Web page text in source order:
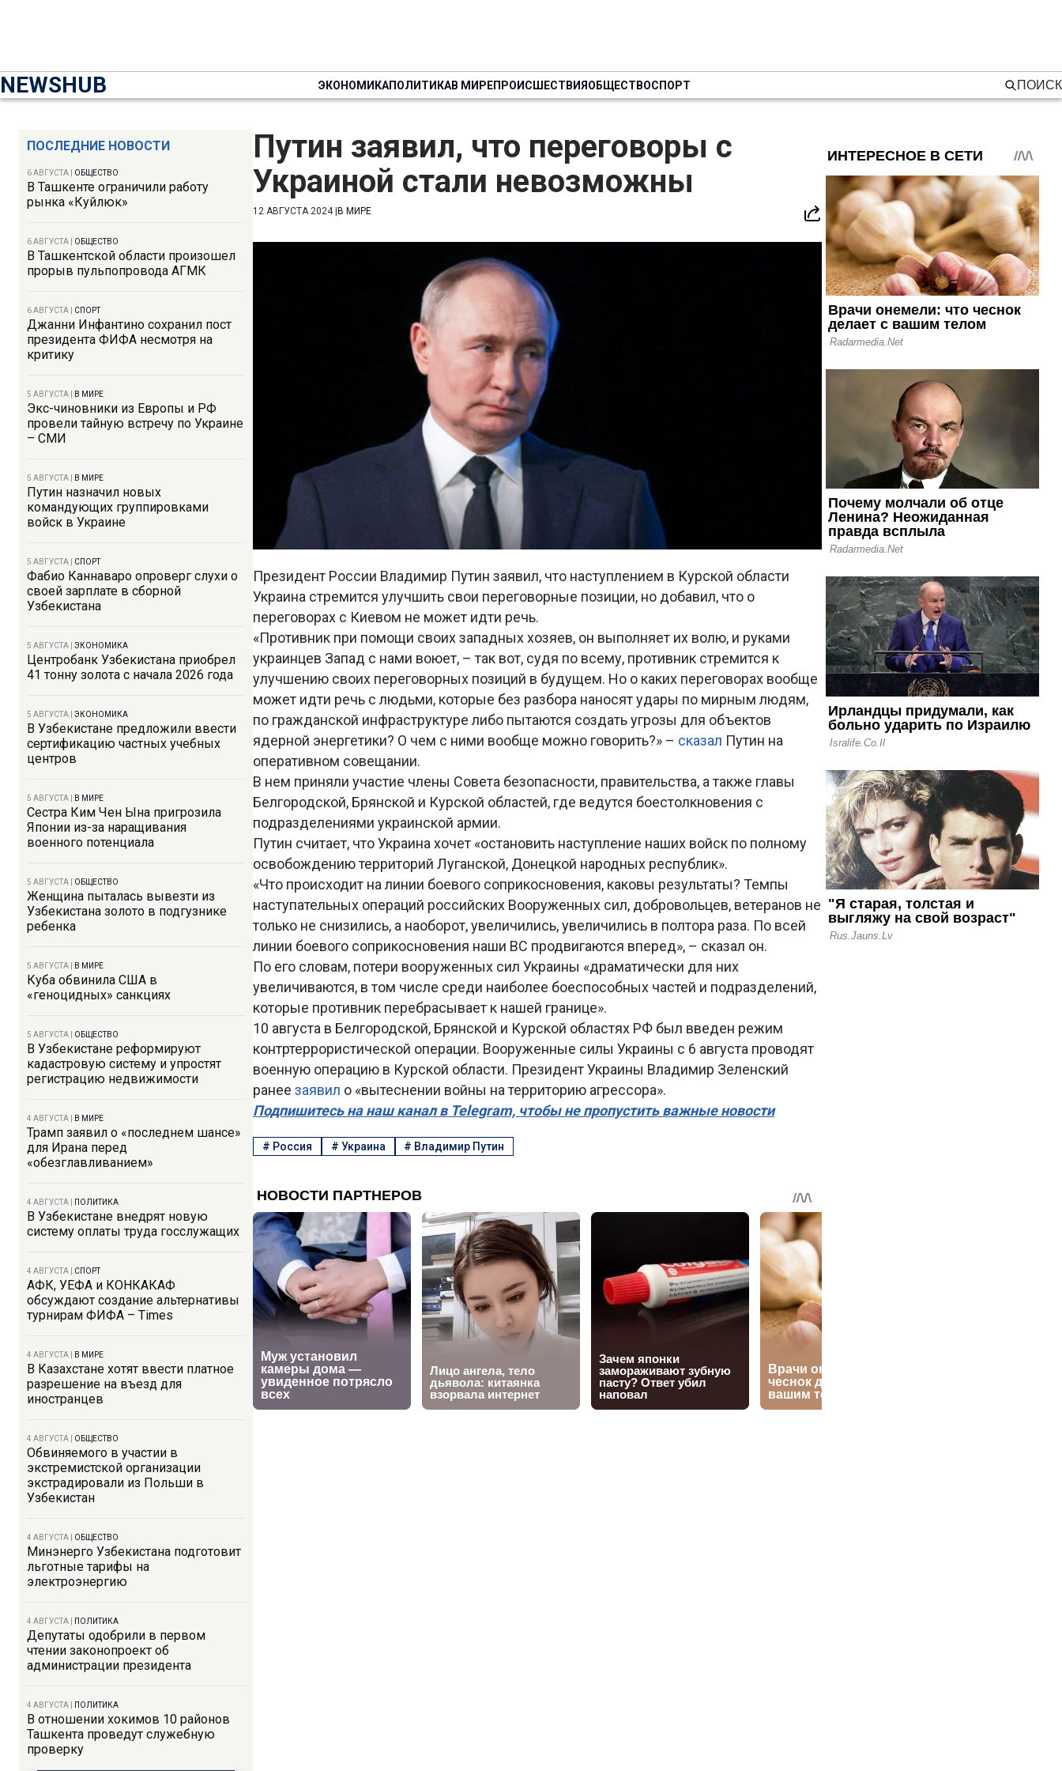
NEWSHUB ЭКОНОМИКАПОЛИТИКАВ МИРЕПРОИСШЕСТВИЯОБЩЕСТВОСПОРТ ПОИСК
ПОСЛЕДНИЕ НОВОСТИ
6 АВГУСТА ОБЩЕСТВО
В Ташкенте ограничили работу
рынка «Куйлюк»
6 АВГУСТА ОБЩЕСТВО
В Ташкентской области произошел
прорыв пульпопровода АГМК
6 АВГУСТА СПОРТ
Джанни Инфантино сохранил пост
президента ФИФА несмотря на
критику
5 АВГУСТА В МИРЕ
Экс-чиновники из Европы и РФ
провели тайную встречу по Украине
– СМИ
5 АВГУСТА В МИРЕ
Путин назначил новых
командующих группировками
войск в Украине
5 АВГУСТА СПОРТ
Фабио Каннаваро опроверг слухи о
своей зарплате в сборной
Узбекистана
5 АВГУСТА ЭКОНОМИКА
Центробанк Узбекистана приобрел
41 тонну золота с начала 2026 года
5 АВГУСТА ЭКОНОМИКА
В Узбекистане предложили ввести
сертификацию частных учебных
центров
5 АВГУСТА В МИРЕ
Сестра Ким Чен Ына пригрозила
Японии из-за наращивания
военного потенциала
5 АВГУСТА ОБЩЕСТВО
Женщина пыталась вывезти из
Узбекистана золото в подгузнике
ребенка
5 АВГУСТА В МИРЕ
Куба обвинила США в
«геноцидных» санкциях
5 АВГУСТА ОБЩЕСТВО
В Узбекистане реформируют
кадастровую систему и упростят
регистрацию недвижимости
4 АВГУСТА В МИРЕ
Трамп заявил о «последнем шансе»
для Ирана перед
«обезглавливанием»
4 АВГУСТА ПОЛИТИКА
В Узбекистане внедрят новую
систему оплаты труда госслужащих
4 АВГУСТА СПОРТ
АФК, УЕФА и КОНКАКАФ
обсуждают создание альтернативы
турнирам ФИФА – Times
4 АВГУСТА В МИРЕ
В Казахстане хотят ввести платное
разрешение на въезд для
иностранцев
4 АВГУСТА ОБЩЕСТВО
Обвиняемого в участии в
экстремистской организации
экстрадировали из Польши в
Узбекистан
4 АВГУСТА ОБЩЕСТВО
Минэнерго Узбекистана подготовит
льготные тарифы на
электроэнергию
4 АВГУСТА ПОЛИТИКА
Депутаты одобрили в первом
чтении законопроект об
администрации президента
4 АВГУСТА ПОЛИТИКА
В отношении хокимов 10 районов
Ташкента проведут служебную
проверку
Путин заявил, что переговоры с
Украиной стали невозможны
12 АВГУСТА 2024| В МИРЕ
Президент России Владимир Путин заявил, что наступлением в Курской области
Украина стремится улучшить свои переговорные позиции, но добавил, что о
переговорах с Киевом не может идти речь.
«Противник при помощи своих западных хозяев, он выполняет их волю, и руками
украинцев Запад с нами воюет, – так вот, судя по всему, противник стремится к
улучшению своих переговорных позиций в будущем. Но о каких переговорах вообще
может идти речь с людьми, которые без разбора наносят удары по мирным людям,
по гражданской инфраструктуре либо пытаются создать угрозы для объектов
ядерной энергетики? О чем с ними вообще можно говорить?» – сказал Путин на
оперативном совещании.
В нем приняли участие члены Совета безопасности, правительства, а также главы
Белгородской, Брянской и Курской областей, где ведутся боестолкновения с
подразделениями украинской армии.
Путин считает, что Украина хочет «остановить наступление наших войск по полному
освобождению территорий Луганской, Донецкой народных республик».
«Что происходит на линии боевого соприкосновения, каковы результаты? Темпы
наступательных операций российских Вооруженных сил, добровольцев, ветеранов не
только не снизились, а наоборот, увеличились, увеличились в полтора раза. По всей
линии боевого соприкосновения наши ВС продвигаются вперед», – сказал он.
По его словам, потери вооруженных сил Украины «драматически для них
увеличиваются, в том числе среди наиболее боеспособных частей и подразделений,
которые противник перебрасывает к нашей границе».
10 августа в Белгородской, Брянской и Курской областях РФ был введен режим
контртеррористической операции. Вооруженные силы Украины с 6 августа проводят
военную операцию в Курской области. Президент Украины Владимир Зеленский
ранее заявил о «вытеснении войны на территорию агрессора».
Подпишитесь на наш канал в Telegram, чтобы не пропустить важные новости
# Россия # Украина # Владимир Путин